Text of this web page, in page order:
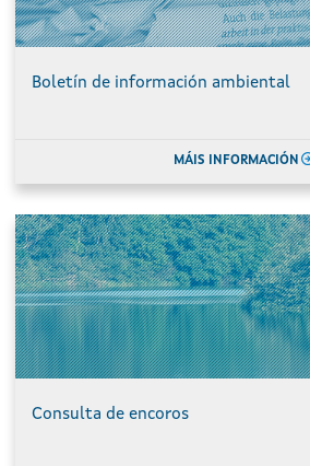
Boletín de información ambiental
MÁIS INFORMACIÓN
Consulta de encoros